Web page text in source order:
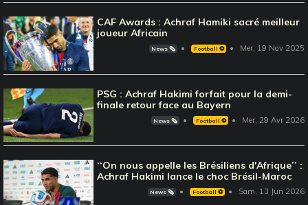
CAF Awards : Achraf Hamiki sacré meilleur
joueur Africain
News 🗞️ Football ⚽️ Mer, 19 Nov 2025
PSG : Achraf Hakimi forfait pour la demi-
finale retour face au Bayern
News 🗞️ Football ⚽️ Mer, 29 Avr 2026
‘‘On nous appelle les Brésiliens d'Afrique’’ :
Achraf Hakimi lance le choc Brésil-Maroc
News 🗞️ Football ⚽️ Sam, 13 Jun 2026